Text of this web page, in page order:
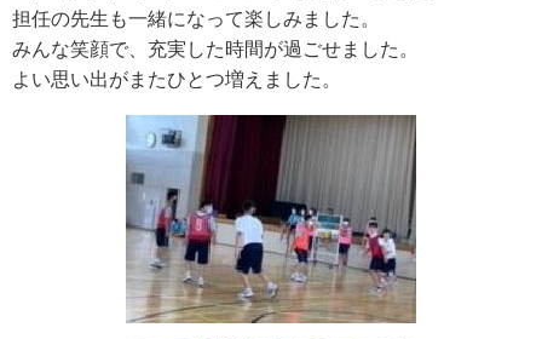
担任の先生も一緒になって楽しみました。
みんな笑顔で、充実した時間が過ごせました。
よい思い出がまたひとつ増えました。